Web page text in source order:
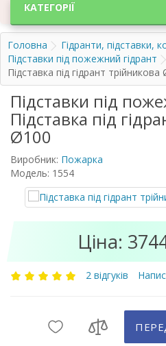
КАТЕГОРІЇ
Головна
Гідранти, підставки,
Підставки під пожежний гідрант
Підставка під гідрант трійникова
Підставки під
Підставка під
Ø100
Виробник: Пожарка
Модель: 1554
Ціна:
2 відгуків